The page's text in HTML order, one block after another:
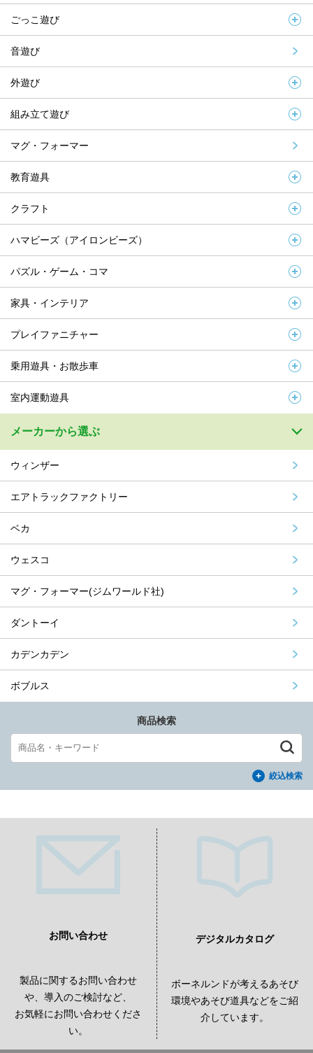
ごっこ遊び
音遊び
外遊び
組み立て遊び
マグ・フォーマー
教育遊具
クラフト
ハマビーズ（アイロンビーズ）
パズル・ゲーム・コマ
家具・インテリア
プレイファニチャー
乗用遊具・お散歩車
室内運動遊具
メーカーから選ぶ
ウィンザー
エアトラックファクトリー
ベカ
ウェスコ
マグ・フォーマー(ジムワールド社)
ダントーイ
カデンカデン
ボブルス
商品検索
絞込検索
お問い合わせ
製品に関するお問い合わせ
や、導入のご検討など、
お気軽にお問い合わせくださ
い。
デジタルカタログ
ボーネルンドが考えるあそび
環境やあそび道具などをご紹
介しています。